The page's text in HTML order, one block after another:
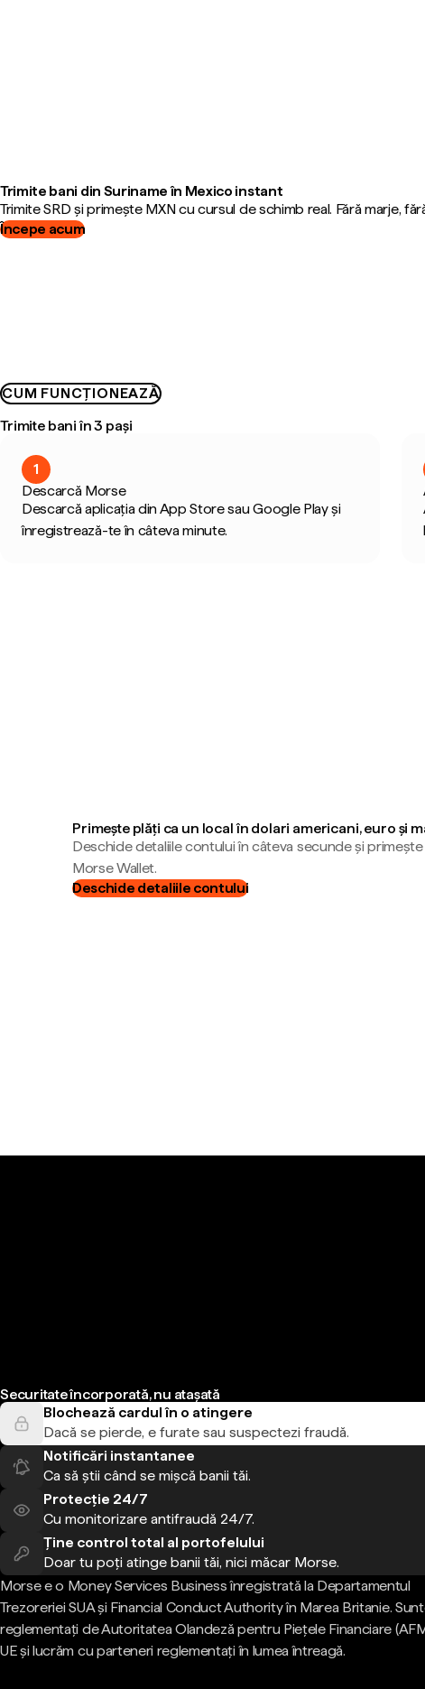
Trimite bani din Suriname în Mexico instant
Trimite SRD și primește MXN cu cursul de schimb real. Fără marje,
Începe acum
CUM FUNCȚIONEAZĂ
Trimite bani în 3 pași
1
Descarcă Morse
Descarcă aplicația din App Store sau Google Play și
înregistrează-te în câteva minute.
Primește plăți ca un local în dolari americani, euro și
Deschide detaliile contului în câteva secunde și
Morse Wallet.
Deschide detaliile contului
Securitate încorporată, nu atașată
Blochează cardul în o atingere
Dacă se pierde, e furate sau suspectezi fraudă.
Notificări instantanee
Ca să știi când se mișcă banii tăi.
Protecție 24/7
Cu monitorizare antifraudă 24/7.
Ține control total al portofelului
Doar tu poți atinge banii tăi, nici măcar Morse.
Morse e o Money Services Business înregistrată la Departamentul
Trezoreriei SUA și Financial Conduct Authority în Marea Britanie.
reglementați de Autoritatea Olandeză pentru Piețele Financiare
UE și lucrăm cu parteneri reglementați în lumea întreagă.